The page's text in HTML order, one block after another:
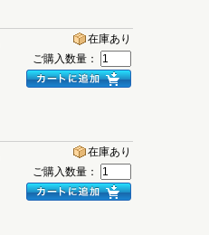
在庫あり
ご購入数量：
在庫あり
ご購入数量：